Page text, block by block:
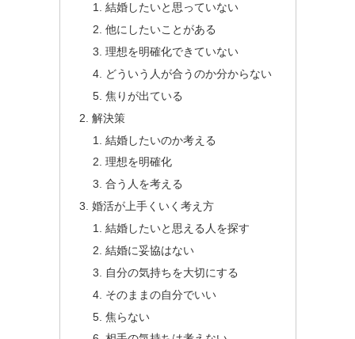
結婚したいと思っていない
他にしたいことがある
理想を明確化できていない
どういう人が合うのか分からない
焦りが出ている
解決策
結婚したいのか考える
理想を明確化
合う人を考える
婚活が上手くいく考え方
結婚したいと思える人を探す
結婚に妥協はない
自分の気持ちを大切にする
そのままの自分でいい
焦らない